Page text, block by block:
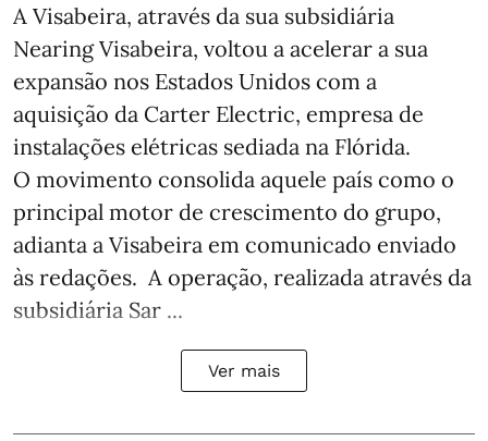
A Visabeira, através da sua subsidiária
Nearing Visabeira, voltou a acelerar a sua
expansão nos Estados Unidos com a
aquisição da Carter Electric, empresa de
instalações elétricas sediada na Flórida.
O movimento consolida aquele país como o
principal motor de crescimento do grupo,
adianta a Visabeira em comunicado enviado
às redações. A operação, realizada através da
subsidiária Sar ...
Ver mais